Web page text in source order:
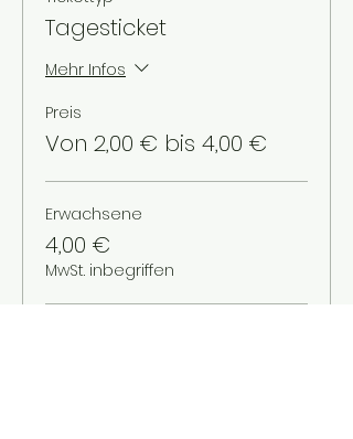
Tagesticket
Mehr Infos
Preis
Von 2,00 € bis 4,00 €
Erwachsene
4,00 €
MwSt. inbegriffen